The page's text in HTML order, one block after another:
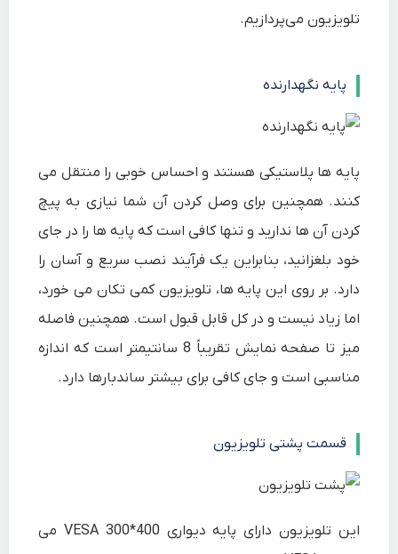
تلویزیون می‌پردازیم.
پایه نگهدارنده
پایه ها پلاستیکی هستند و احساس خوبی را منتقل می
کنند. همچنین برای وصل کردن آن شما نیازی به پیچ
کردن آن ها ندارید و تنها کافی است که پایه ها را در جای
خود بلغزانید، بنابراین یک فرآیند نصب سریع و آسان را
دارد. بر روی این پایه ها، تلویزیون کمی تکان می خورد،
اما زیاد نیست و در کل قابل قبول است. همچنین فاصله
میز تا صفحه نمایش تقریباً 8 سانتیمتر است که اندازه
مناسبی است و جای کافی برای بیشتر ساندبارها دارد.
قسمت پشتی تلویزیون
این تلویزیون دارای پایه دیواری 400*300 VESA می